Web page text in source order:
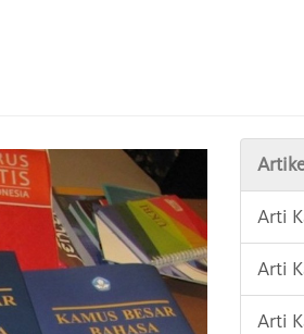
Arti
Arti
Arti